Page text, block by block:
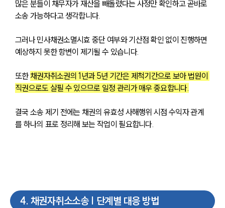
많은 분들이 채무자가 재산을 빼돌렸다는 사정만 확인하고 곧바로
소송 가능하다고 생각합니다.
그러나 민사채권소멸시효 중단 여부와 기산점 확인 없이 진행하면
예상하지 못한 항변이 제기될 수 있습니다.
또한 채권자취소권의 1년과 5년 기간은 제척기간으로 보아 법원이
직권으로도 살필 수 있으므로 일정 관리가 매우 중요합니다.
결국 소송 제기 전에는 채권의 유효성 사해행위 시점 수익자 관계
를 하나의 표로 정리해 보는 작업이 필요합니다.
4. 채권자취소소송 | 단계별 대응 방법